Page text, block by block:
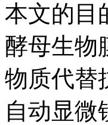
本文的目
酵母生物
物质代替
自动显微